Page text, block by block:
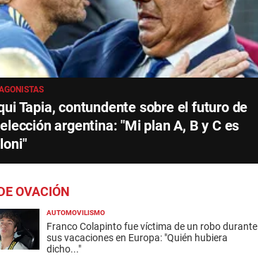
Tapia, contundente sobre el futuro de
argentina: "Mi plan A, B y C es
OVACIÓN
AUTOMOVILISMO
Franco Colapinto fue víctima de un robo durante
sus vacaciones en Europa: "Quién hubiera
dicho..."